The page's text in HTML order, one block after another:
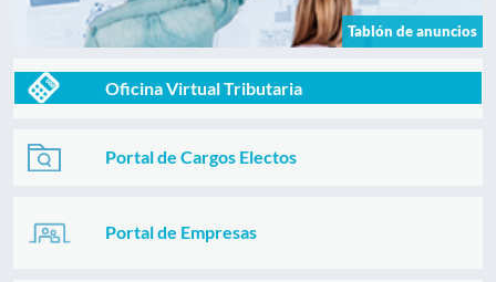
Tablón de anuncios
Oficina Virtual Tributaria
Portal de Cargos Electos
Portal de Empresas